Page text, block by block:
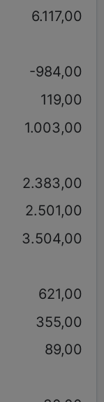
6.117,00
-984,00
119,00
1.003,00
2.383,00
2.501,00
3.504,00
621,00
355,00
89,00